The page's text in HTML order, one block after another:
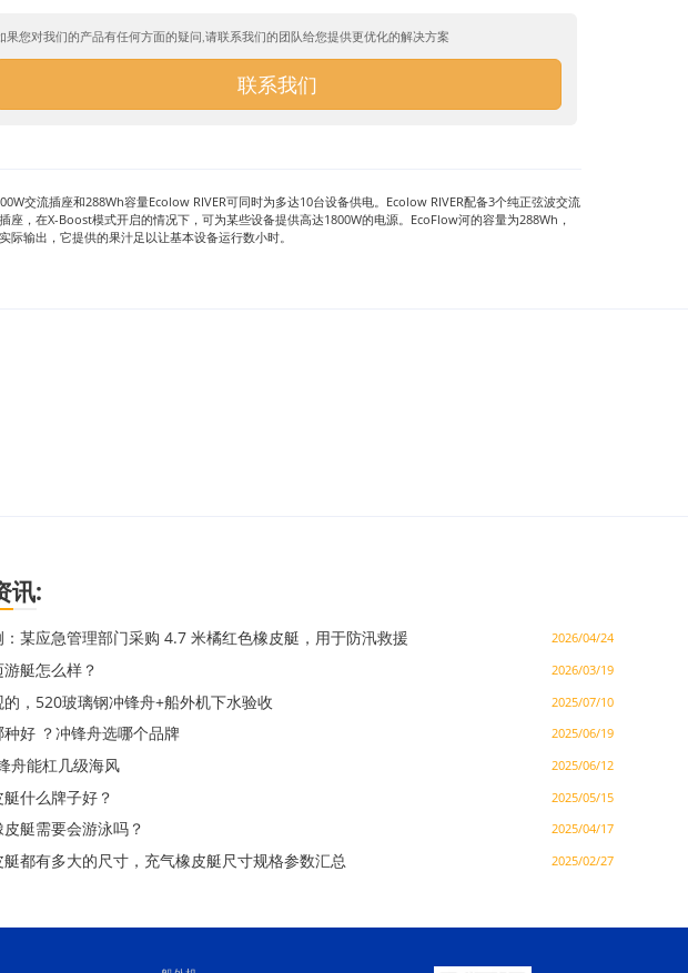
果您对我们的产品有任何方面的疑问,请联系我们的团队给您提供更优化的解决方案
联系我们
交流插座和288Wh容量Ecolow RIVER可同时为多达10台设备供电。Ecolow RIVER配备3个纯正弦波交流
座，在X-Boost模式开启的情况下，可为某些设备提供高达1800W的电源。EcoFlow河的容量为288Wh，
际输出，它提供的果汁足以让基本设备运行数小时。
讯:
某应急管理部门采购 4.7 米橘红色橡皮艇，用于防汛救援 2026/04/24
艇怎么样？ 2026/03/19
，520玻璃钢冲锋舟+船外机下水验收 2025/07/10
好 ？冲锋舟选哪个品牌 2025/06/19
舟能杠几级海风 2025/06/12
什么牌子好？ 2025/05/15
艇需要会游泳吗？ 2025/04/17
艇都有多大的尺寸，充气橡皮艇尺寸规格参数汇总 2025/02/27